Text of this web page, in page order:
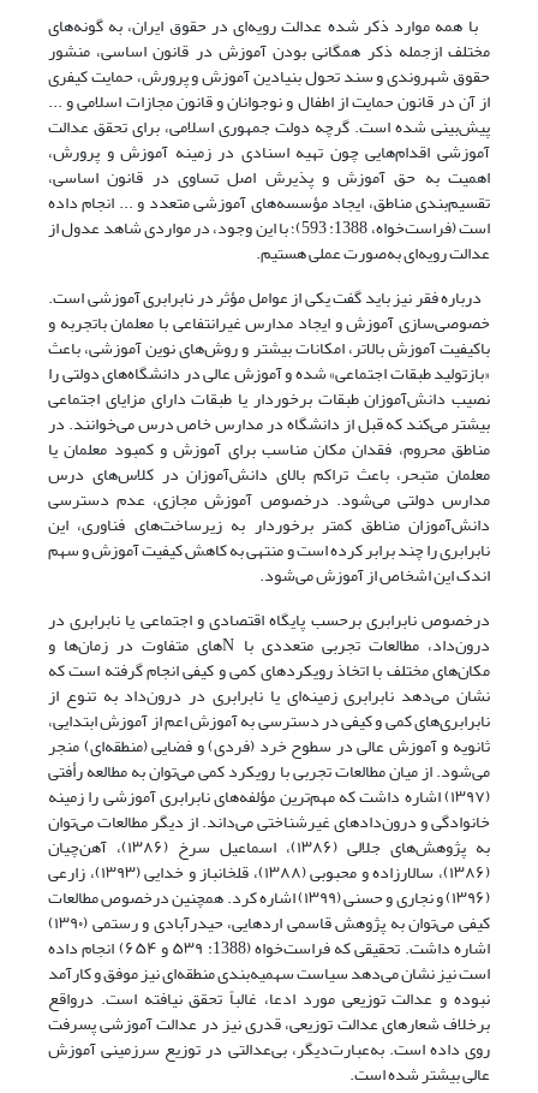
با همه موارد ذکر شده عدالت رویه‌ای در حقوق ایران، به گونه‌های
مختلف ازجمله ذکر همگانی بودن آموزش در قانون اساسی، منشور
حقوق شهروندی و سند تحول بنیادین آموزش و پرورش، حمایت کیفری
از آن در قانون حمایت از اطفال و نوجوانان و قانون مجازات اسلامی و ...
پیش‌بینی‌ شده است. گرچه دولت جمهوری اسلامی، برای تحقق عدالت
آموزشی اقدام‌هایی چون تهیه‌ اسنادی در زمینه‌ آموزش و پرورش،
اهمیت به‌ حق آموزش و پذیرش اصل تساوی در قانون اساسی،
تقسیم‌بندی مناطق، ایجاد مؤسسه‌های آموزشی متعدد و ... انجام داده
است (فراست‌خواه، 1388: 593)؛ با این وجود، در مواردی شاهد عدول از
عدالت رویه‌ای به‌صورت عملی هستیم.
در‌‌باره فقر نیز باید گفت یکی از عوامل مؤثر در نابرابری آموزشی است.
خصوصی‌سازی آموزش و ایجاد مدارس غیرانتفاعی با معلمان باتجربه و
با‌کیفیت آموزش بالاتر، امکانات بیشتر و روش‌های نوین آموزشی، باعث
«بازتولید طبقات اجتماعی» شده و آموزش‌ عالی در دانشگاه‌های دولتی را
نصیب دانش‌آموزان طبقات برخوردار یا طبقات دارای مزایای اجتماعی
بیشتر می‌کند که قبل از دانشگاه در مدارس خاص درس می‌خوانند. در
مناطق محروم، فقدان مکان مناسب برای آموزش و کمبود معلمان یا
معلمان متبحر، باعث تراکم بالای دانش‌آموزان در کلاس‌های درس
مدارس دولتی می‌شود. درخصوص آموزش مجازی، عدم دسترسی
دانش‌آموزان مناطق کمتر برخوردار به زیرساخت‌های فناوری، این
نابرابری را چند برابر کرده است و منتهی به کاهش کیفیت آموزش و سهم
اندک این اشخاص از آموزش می‌شود.
درخصوص نابرابری برحسب پایگاه اقتصادی و اجتماعی یا نابرابری در
درون‌داد، مطالعات تجربی متعددی با N‌های متفاوت در زمان‌ها و
مکان‌های مختلف با اتخاذ رویکردهای کمی و کیفی انجام گرفته است که
نشان می‌دهد نابرابری زمینه‌ای یا نابرابری در درون‌داد به تنوع‌ از
نابرابری‌های کمی و کیفی در دسترسی به آموزش اعم از آموزش ابتدایی،
ثانویه و آموزش عالی در سطوح خرد (فردی) و فضایی (منطقه‌ای) منجر
می‌شود. از میان مطالعات تجربی با رویکرد کمی می‌توان به مطالعه رأفتی
(۱۳۹۷) اشاره داشت که مهم‌ترین مؤلفه‌های نابرابری آموزشی را زمینه
خانوادگی و درون‌دادهای غیرشناختی می‌داند. از دیگر مطالعات می‌توان
به پژوهش‌های جلالی (۱۳۸۶)، اسماعیل سرخ (۱۳۸۶)، آهن‌چیان
(۱۳۸۶)، سالارزاده و محبوبی (۱۳۸۸)، قلخانباز و خدایی (۱۳۹۳)، زارعی
(۱۳۹۶) و نجاری و حسنی (۱۳۹۹) اشاره کرد. همچنین درخصوص مطالعات
کیفی می‌توان به پژوهش قاسمی اردهایی، حیدرآبادی و رستمی (۱۳۹۰)
اشاره داشت. تحقیقی که فراست‌خواه (1388: ۵۳۹ و ۶۵۴) انجام داده
است نیز نشان می‌دهد سیاست سهمیه‌بندی منطقه‌ای نیز موفق و کارآمد
نبوده و عدالت توزیعی مورد ادعا، غالباً تحقق نیافته است. درواقع
برخلاف شعارهای عدالت توزیعی، قدری نیز در عدالت آموزشی پسرفت
روی داده است. به‌عبارت‌دیگر، بی‌عدالتی در توزیع سرزمینی آموزش‌
عالی بیشتر شده است.